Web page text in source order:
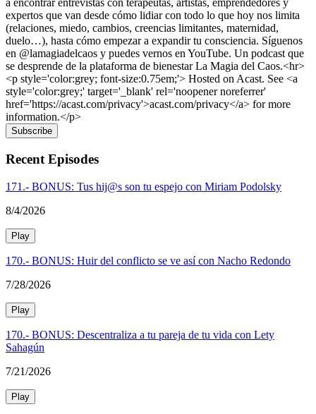
a encontrar entrevistas con terapeutas, artistas, emprendedores y
expertos que van desde cómo lidiar con todo lo que hoy nos limita
(relaciones, miedo, cambios, creencias limitantes, maternidad,
duelo…), hasta cómo empezar a expandir tu consciencia. Síguenos
en @lamagiadelcaos y puedes vernos en YouTube. Un podcast que
se desprende de la plataforma de bienestar La Magia del Caos.<hr>
<p style='color:grey; font-size:0.75em;'> Hosted on Acast. See <a
style='color:grey;' target='_blank' rel='noopener noreferrer'
href='https://acast.com/privacy'>acast.com/privacy</a> for more
information.</p>
Subscribe
Recent Episodes
171.- BONUS: Tus hij@s son tu espejo con Miriam Podolsky
8/4/2026
Play
170.- BONUS: Huir del conflicto se ve así con Nacho Redondo
7/28/2026
Play
170.- BONUS: Descentraliza a tu pareja de tu vida con Lety
Sahagún
7/21/2026
Play